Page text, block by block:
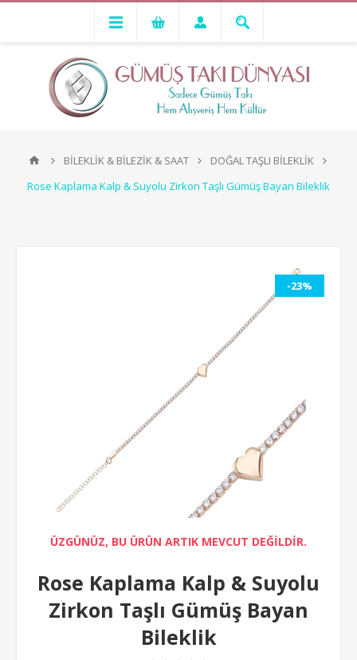
BİLEKLİK & BİLEZİK & SAAT
DOĞAL TAŞLI BİLEKLİK
Rose Kaplama Kalp & Suyolu Zirkon Taşlı Gümüş Bayan Bileklik
-23%
ÜZGÜNÜZ, BU ÜRÜN ARTIK MEVCUT DEĞİLDİR.
Rose Kaplama Kalp & Suyolu
Zirkon Taşlı Gümüş Bayan
Bileklik